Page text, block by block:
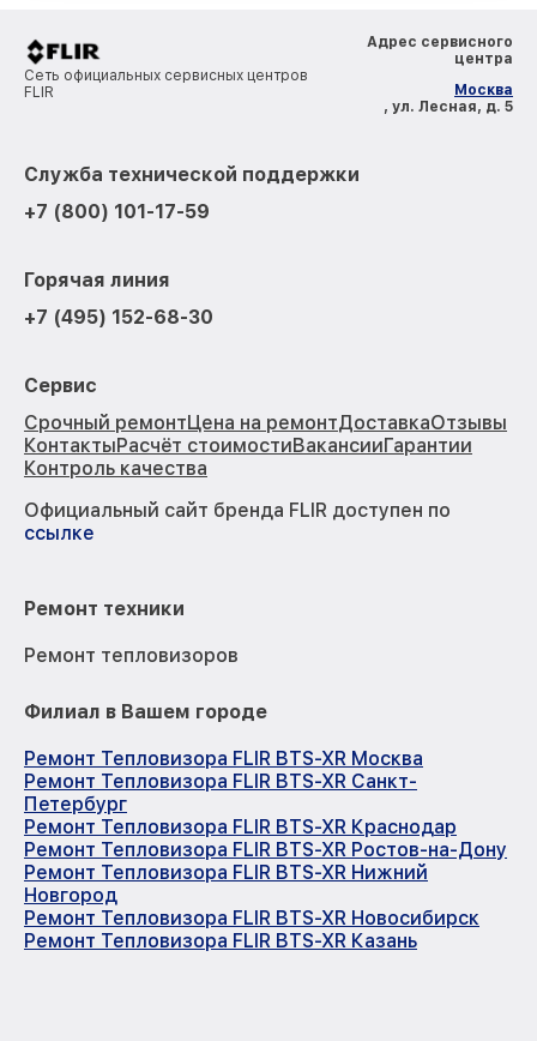
Сеть официальных сервисных центров
FLIR
Адрес сервисного
центра
Москва
, ул. Лесная, д. 5
Служба технической поддержки
+7 (800) 101-17-59
Горячая линия
+7 (495) 152-68-30
Сервис
Срочный ремонтЦена на ремонтДоставкаОтзывы
КонтактыРасчёт стоимостиВакансииГарантии
Контроль качества
Официальный сайт бренда FLIR доступен по
ссылке
Ремонт техники
Ремонт тепловизоров
Филиал в Вашем городе
Ремонт Тепловизора FLIR BTS-XR Москва
Ремонт Тепловизора FLIR BTS-XR Санкт-
Петербург
Ремонт Тепловизора FLIR BTS-XR Краснодар
Ремонт Тепловизора FLIR BTS-XR Ростов-на-Дону
Ремонт Тепловизора FLIR BTS-XR Нижний
Новгород
Ремонт Тепловизора FLIR BTS-XR Новосибирск
Ремонт Тепловизора FLIR BTS-XR Казань